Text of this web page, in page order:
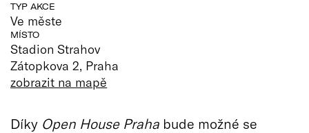
TYP AKCE
Ve měste
MÍSTO
Stadion Strahov
Zátopkova 2, Praha
zobrazit na mapě
Díky Open House Praha bude možné se